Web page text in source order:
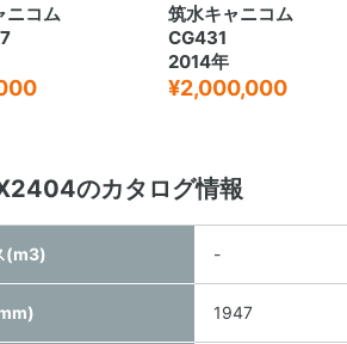
ニコム
筑水キャニコム
CG431
2014年
¥2,000,000
のカタログ情報
(m3) -
1947